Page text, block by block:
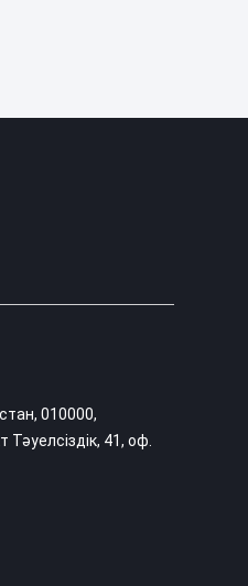
010000,
Тәуелсіздік, 41, оф.